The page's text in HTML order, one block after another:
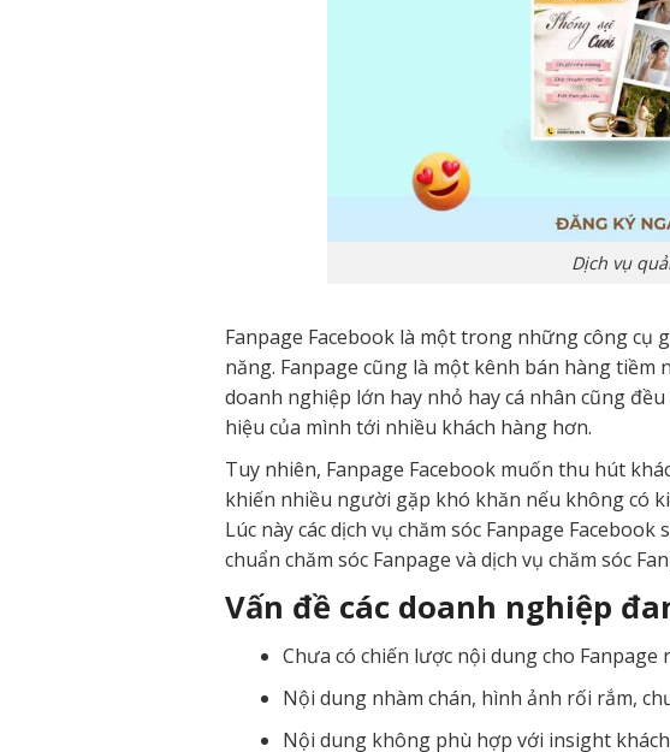
Dịch vụ
Fanpage Facebook là một trong những công
năng. Fanpage cũng là một kênh bán hàng
doanh nghiệp lớn hay nhỏ hay cá nhân cũng
hiệu của mình tới nhiều khách hàng hơn.
Tuy nhiên, Fanpage Facebook muốn thu hút
khiến nhiều người gặp khó khăn nếu không có
Lúc này các dịch vụ chăm sóc Fanpage
chuẩn chăm sóc Fanpage và dịch vụ chăm sóc
Vấn đề các doanh nghiệp
Chưa có chiến lược nội dung cho Fanpage
Nội dung nhàm chán, hình ảnh rối rắm,
Nội dung không phù hợp với insight